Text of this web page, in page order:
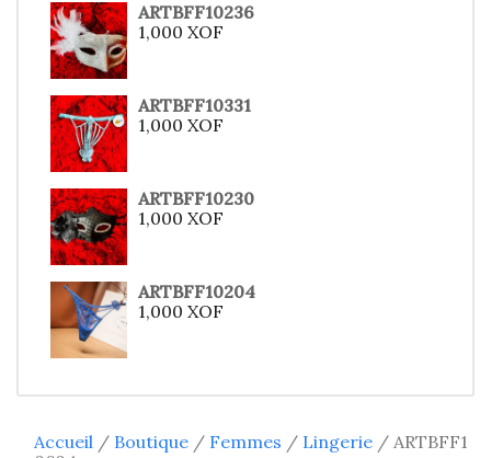
ARTBFF10236
1,000 XOF
ARTBFF10331
1,000 XOF
ARTBFF10230
1,000 XOF
ARTBFF10204
1,000 XOF
Accueil / Boutique / Femmes / Lingerie / ARTBFF1